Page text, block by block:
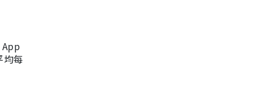
均每